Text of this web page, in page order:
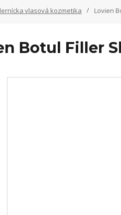
vlasová kozmetika Lovien
Botul Filler